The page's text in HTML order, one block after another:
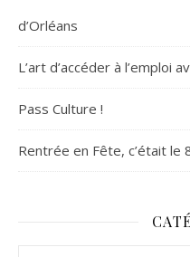
d’Orléans
L’art d’accéder à l’emploi
Pass Culture !
Rentrée en Fête, c’était le